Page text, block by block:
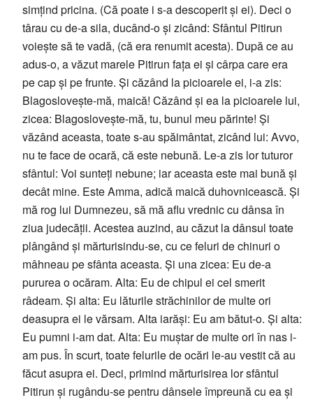
simțind pricina. (Că poate i s-a descoperit și ei). Deci o
târau cu de-a sila, ducând-o și zicând: Sfântul Pitirun
voiește să te vadă, (că era renumit acesta). După ce au
adus-o, a văzut marele Pitirun fața ei și cârpa care era
pe cap și pe frunte. Și căzând la picioarele ei, i-a zis:
Blagoslovește-mă, maică! Căzând și ea la picioarele lui,
zicea: Blagoslovește-mă, tu, bunul meu părinte! Și
văzând aceasta, toate s-au spăimântat, zicând lui: Avvo,
nu te face de ocară, că este nebună. Le-a zis lor tuturor
sfântul: Voi sunteți nebune; iar aceasta este mai bună și
decât mine. Este Amma, adică maică duhovnicească. Și
mă rog lui Dumnezeu, să mă aflu vrednic cu dânsa în
ziua judecății. Acestea auzind, au căzut la dânsul toate
plângând și mărturisindu-se, cu ce feluri de chinuri o
mâhneau pe sfânta aceasta. Și una zicea: Eu de-a
pururea o ocăram. Alta: Eu de chipul ei cel smerit
râdeam. Și alta: Eu lăturile străchinilor de multe ori
deasupra ei le vărsam. Alta iarăși: Eu am bătut-o. Și alta:
Eu pumni i-am dat. Alta: Eu muștar de multe ori în nas i-
am pus. În scurt, toate felurile de ocări le-au vestit că au
făcut asupra ei. Deci, primind mărturisirea lor sfântul
Pitirun și rugându-se pentru dânsele împreună cu ea și